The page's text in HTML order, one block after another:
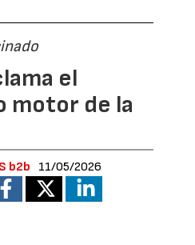
el
motor de la
b2b 11/05/2026